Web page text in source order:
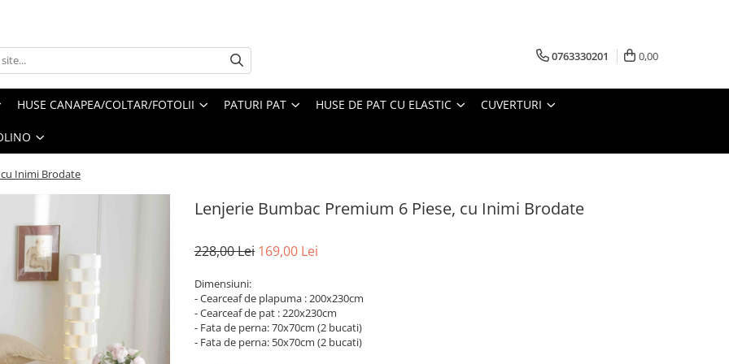
0763330201 0,00
HUSE CANAPEA/COLTAR/FOTOLII PATURI PAT HUSE DE PAT CU ELASTIC CUVERTURI
Inimi Brodate
Lenjerie Bumbac Premium 6 Piese, cu Inimi Brodate
228,00 Lei 169,00 Lei
Dimensiuni:
- Cearceaf de plapuma : 200x230cm
- Cearceaf de pat : 220x230cm
- Fata de perna: 70x70cm (2 bucati)
- Fata de perna: 50x70cm (2 bucati)